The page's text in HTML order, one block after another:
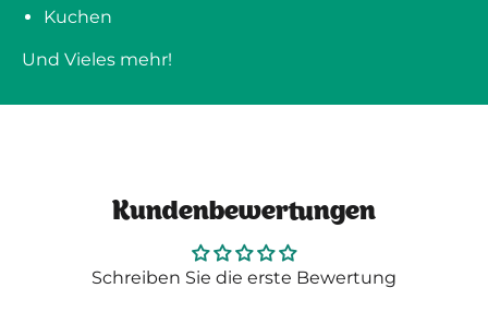
Kuchen
Und Vieles mehr!
Kundenbewertungen
Schreiben Sie die erste Bewertung